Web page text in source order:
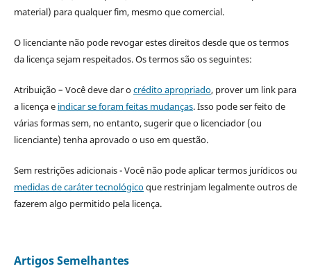
material) para qualquer fim, mesmo que comercial.
O licenciante não pode revogar estes direitos desde que os termos
da licença sejam respeitados. Os termos são os seguintes:
Atribuição – Você deve dar ocrédito apropriado, prover um link para
a licença e indicar se foram feitas mudanças. Isso pode ser feito de
várias formas sem, no entanto, sugerir que o licenciador (ou
licenciante) tenha aprovado o uso em questão.
Sem restrições adicionais - Você não pode aplicar termos jurídicos ou
medidas de caráter tecnológicoque restrinjam legalmente outros de
fazerem algo permitido pela licença.
Artigos Semelhantes